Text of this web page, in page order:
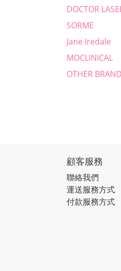
DOCTOR
SORME
Jane Iredale
MOCLINICAL
OTHER
顧客服務
聯絡我們
運送服務方式
付款服務方式